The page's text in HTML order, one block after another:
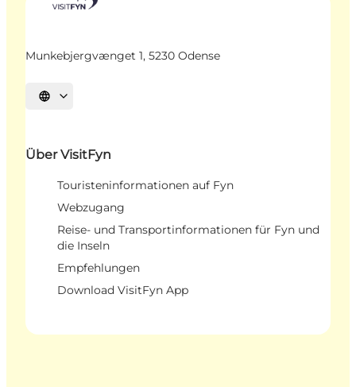
Munkebjergvænget 1, 5230 Odense
Sprache auswählen
Über VisitFyn
Touristeninformationen auf Fyn
Webzugang
Reise- und Transportinformationen für Fyn und
die Inseln
Empfehlungen
Download VisitFyn App